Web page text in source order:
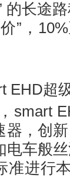
的长途
”，
EHD超
器，创
电车般
准进行